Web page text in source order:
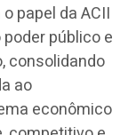
papel da ACII
público e
consolidando
ao
econômico